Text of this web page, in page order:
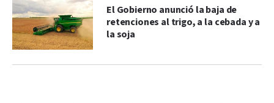
El Gobierno anunció la baja de
retenciones al trigo, a la cebada y a
la soja